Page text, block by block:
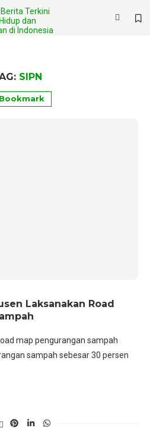
SIPN
Bookmark
Laksanakan Road
map pengurangan sampah
sampah sebesar 30 persen